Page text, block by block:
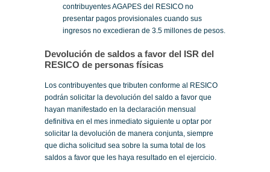
contribuyentes AGAPES del RESICO no
presentar pagos provisionales cuando sus
ingresos no excedieran de 3.5 millones de pesos.
Devolución de saldos a favor del ISR del
RESICO de personas físicas
Los contribuyentes que tributen conforme al RESICO
podrán solicitar la devolución del saldo a favor que
hayan manifestado en la declaración mensual
definitiva en el mes inmediato siguiente u optar por
solicitar la devolución de manera conjunta, siempre
que dicha solicitud sea sobre la suma total de los
saldos a favor que les haya resultado en el ejercicio.